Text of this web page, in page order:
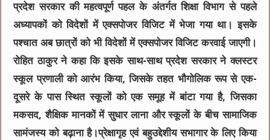
प्रदेश सरकार की महत्वपूर्ण पहल के अंतर्गत शिक्षा विभाग से पहले
अध्यापकों को विदेशों में एक्सपोजर विजिट में भेजा गया था। इसके
पश्चात अब छात्रों को भी विदेशों में एक्सपोजर विजिट करवाई जाएगी।
रोहित ठाकुर ने कहा कि इसके साथ-साथ प्रदेश सरकार ने क्लस्टर
स्कूल प्रणाली को आरंभ किया, जिसके तहत भौगोलिक रूप से एक-
दूसरे के पास स्थित स्कूलों को एक समूह में बांटा गया है, जिसका
मकसद, शैक्षिक मानकों में सुधार लाना और स्कूलों के बीच सामाजिक
सामंजस्य को बढ़ाना है।प्रेक्षागृह एवं बहुउद्देशीय सभागार के लिए किया